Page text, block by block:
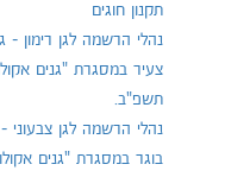
תקנון חוגים
נהלי הרשמה לגן רימון -
צעיר במסגרת "גנים
תשפ"ב.
נהלי הרשמה לגן צבעוני -
בוגר במסגרת "גנים